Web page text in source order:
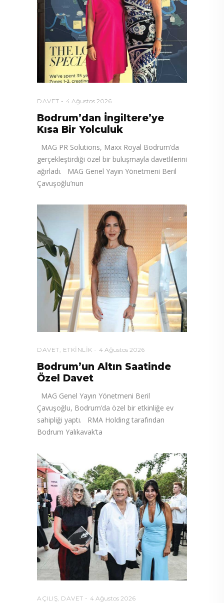
DAVET 4 Ağustos 2026
Bodrum’dan İngiltere’ye
Kısa Bir Yolculuk
MAG PR Solutions, Maxx Royal Bodrum’da
gerçekleştirdiği özel bir buluşmayla davetlilerini
ağırladı. MAG Genel Yayın Yönetmeni Beril
Çavuşoğlu’nun
DAVET ETKINLIK 4 Ağustos 2026
Bodrum’un Altın Saatinde
Özel Davet
MAG Genel Yayın Yönetmeni Beril
Çavuşoğlu, Bodrum’da özel bir etkinliğe ev
sahipliği yaptı. RMA Holding tarafından
Bodrum Yalıkavak’ta
AÇILIŞ, DAVET 4 Ağustos 2026